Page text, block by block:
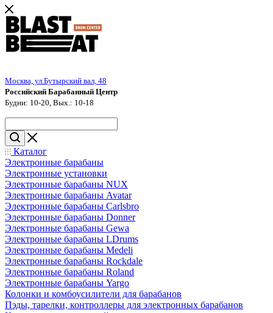
Москва, ул.Бутырский вал, 48
Российский Барабанный Центр
Будни: 10-20, Вых.: 10-18
Каталог
Электронные барабаны
Электронные установки
Электронные барабаны NUX
Электронные барабаны Avatar
Электронные барабаны Carlsbro
Электронные барабаны Donner
Электронные барабаны Gewa
Электронные барабаны LDrums
Электронные барабаны Medeli
Электронные барабаны Rockdale
Электронные барабаны Roland
Электронные барабаны Yargo
Колонки и комбоусилители для барабанов
Пэды, тарелки, контроллеры для электронных барабанов